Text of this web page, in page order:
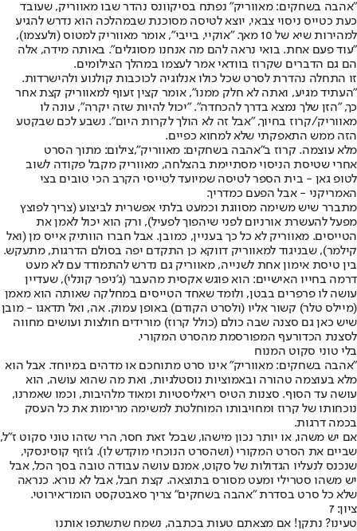
"אהבה בשחקים: מאווריק" נפתח בסיקוונס נהדר שבו מאווריק, שעובד
כעת כטייס ניסוי צבאי, יוצא לטיסה מסוכנת שבמהלכה הוא נדרש להגיע
למהירות שיא של 10 מאך. "אוקיי, בייבי", אומר מאווריק למטוס (ולעצמו),
"עוד פעם אחת. בואי נראה להם מה אנחנו מסוגלים". באותה מידה, אלה
הם גם הדברים שקרוז בוודאי אמר לעצמו במהלך הצילומים.
זו התחלה נהדרת לסרט שכל כולו אנלוגיה לכוכבות קולנוע ולהישרדות.
"העתיד מגיע, ואתה לא חלק ממנו", אומר קצין זעוף למאווריק קצת אחר
כך, "הזן שלך נמצא בדרך להכחדה". "יכול להיות שזה יקרה", עונה לו
מאווריק/קרוז בחיוך, "אבל זה לא הולך לקרות היום". נשבע לכם שבקטע
הזה ממש התאפקתי שלא למחוא כפיים.
מלא עוצמה. קרוז ב"אהבה בשחקים: מאווריק",צילום: מתוך הסרט
אחרי שטיסת הניסוי מסתיימת בהצלחה, מאווריק מקבל פקודה לשוב
לטופ גאן - בית הספר לטיסה שמיועד לטייסי הקרב הכי טובים בצי
האמריקני - אבל הפעם כמדריך.
מתברר שיש משימה מסווגת וכמעט בלתי אפשרית לביצוע (צריך לפוצץ
מפעל להעשרת אורניום לפני שיהפוך לפעיל), ורק הוא יכול לאמן את
הטייסים. מאווריק לא כל כך בעניין, כמובן. אבל חברו הוותיק אייס מן (ואל
קילמר), שבניגוד למאווריק דווקא כן התקדם יפה בסולם הדרגות, מתעקש.
בין טיסת אימון אחת לשנייה, מאווריק גם נדרש להתמודד עם לא מעט
דרמה בחייו האישיים: הוא פוגש אקסית מהעבר (ג'ניפר קונלי), שעדיין
עושה לו פרפרים בבטן, ולומד שאחד הטייסים במחלקה שאותה הוא מאמן
(מיילס טלר) קשור אליו (ולסרט הקודם) באופן עמוק. אה, ואל תדאגו - מובן
שיש כאן גם סצנה שבה כולם (כולל קרוז) מורידים חולצות ועושים מחווה
לסצנת הכדורעף המפורסמת מהסרט המקורי.
בלי טוני סקוט המנוח
"אהבה בשחקים: מאווריק" אינו סרט מתוחכם או מדהים במיוחד. אבל הוא
מלא בעוצמה טהורה ובאמוציות נוסטלגיות, ואת מה שהוא עושה, הוא
עושה עד הסוף. סצנות הטיס ריאליסטיות ומאוד מלהיבות, וכמו שאמרנו,
נוכחותו של קרוז ומחויבותו המוחלטת למשימה מרימות את כל העסק
בכמה דרגות.
אם יש משהו, או יותר נכון מישהו, שבכל זאת חסר, הרי שזהו טוני סקוט ז"ל,
שביים את הסרט המקורי (ושהסרט הנוכחי מוקדש לו). ג'וזף קוסינסקי,
שנכנס לנעליו הגדולות של סקוט, אמנם עושה עבודה טובה בסך הכל, אבל
יש משהו סטרילי ומעט מסורס בתוצאה. קצת חבל, אבל לא נורא. כנראה
שלא כל סרט בסדרת "אהבה בשחקים" צריך סאבטקסט הומו־אירוטי.
ציון: 7
טעינו? נתקן! אם מצאתם טעות בכתבה, נשמח שתשתפו אותנו